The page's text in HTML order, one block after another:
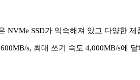
NVMe SSD가 익숙해져 있고 다양한
s, 최대 쓰기 속도 4,000MB/s에